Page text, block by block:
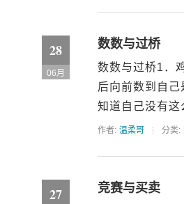
28
06月
数数与过桥
数数与过桥1．
后向前数到自
知道自己没有
作者: 温柔哥 分类:
27 竞赛与买卖